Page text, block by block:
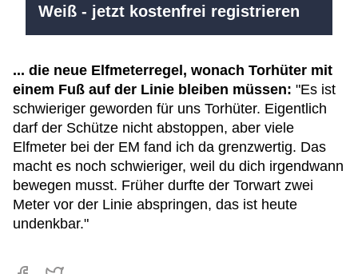
Weiß - jetzt kostenfrei registrieren
... die neue Elfmeterregel, wonach Torhüter mit
einem Fuß auf der Linie bleiben müssen: "Es ist
schwieriger geworden für uns Torhüter. Eigentlich
darf der Schütze nicht abstoppen, aber viele
Elfmeter bei der EM fand ich da grenzwertig. Das
macht es noch schwieriger, weil du dich irgendwann
bewegen musst. Früher durfte der Torwart zwei
Meter vor der Linie abspringen, das ist heute
undenkbar."